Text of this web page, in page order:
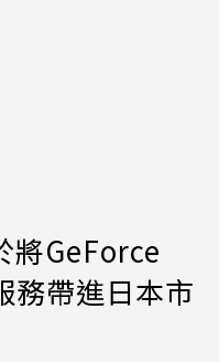
將GeForce
務帶進日本市